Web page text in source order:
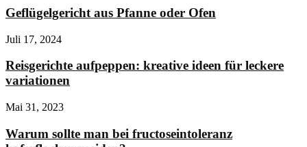
Geflügelgericht aus Pfanne oder Ofen
Juli 17, 2024
Reisgerichte aufpeppen: kreative ideen für leckere
variationen
Mai 31, 2023
Warum sollte man bei fructoseintoleranz